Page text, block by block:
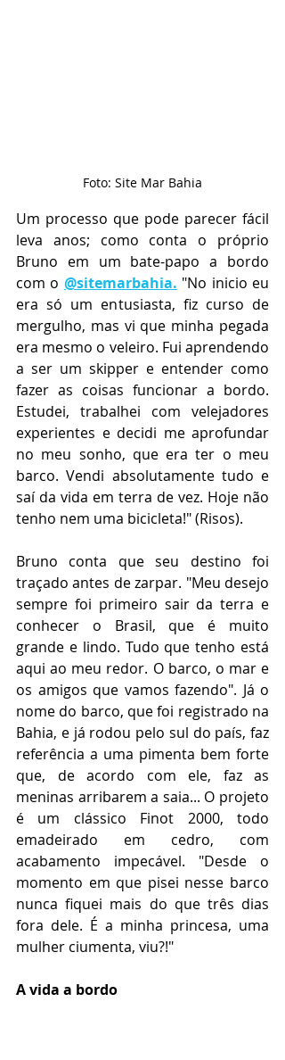
Foto: Site Mar Bahia
Um processo que pode parecer fácil
leva anos; como conta o próprio
Bruno em um bate-papo a bordo
com o @sitemarbahia. "No inicio eu
era só um entusiasta, fiz curso de
mergulho, mas vi que minha pegada
era mesmo o veleiro. Fui aprendendo
a ser um skipper e entender como
fazer as coisas funcionar a bordo.
Estudei, trabalhei com velejadores
experientes e decidi me aprofundar
no meu sonho, que era ter o meu
barco. Vendi absolutamente tudo e
saí da vida em terra de vez. Hoje não
tenho nem uma bicicleta!" (Risos).
Bruno conta que seu destino foi
traçado antes de zarpar. "Meu desejo
sempre foi primeiro sair da terra e
conhecer o Brasil, que é muito
grande e lindo. Tudo que tenho está
aqui ao meu redor. O barco, o mar e
os amigos que vamos fazendo". Já o
nome do barco, que foi registrado na
Bahia, e já rodou pelo sul do país, faz
referência a uma pimenta bem forte
que, de acordo com ele, faz as
meninas arribarem a saia... O projeto
é um clássico Finot 2000, todo
emadeirado em cedro, com
acabamento impecável. "Desde o
momento em que pisei nesse barco
nunca fiquei mais do que três dias
fora dele. É a minha princesa, uma
mulher ciumenta, viu?!"
A vida a bordo